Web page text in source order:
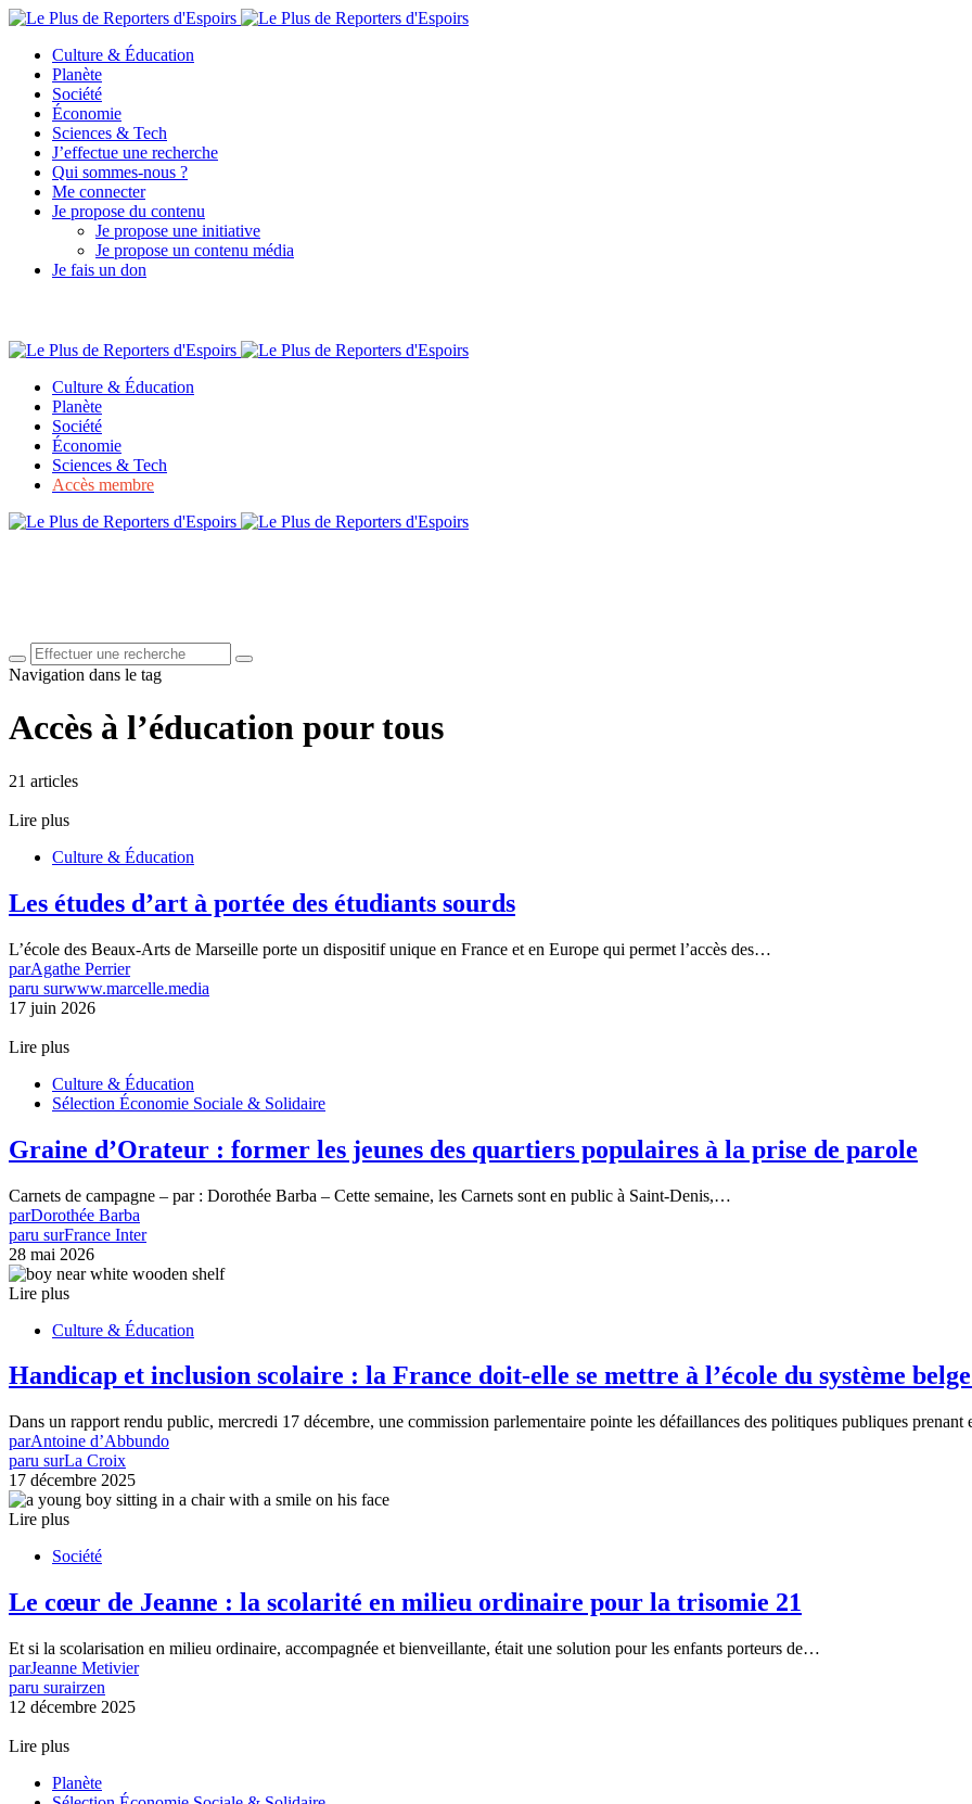
Culture & Éducation
Planète
Société
Économie
Sciences & Tech
J’effectue une recherche
Qui sommes-nous ?
Me connecter
Je propose du contenu
Je propose une initiative
Je propose un contenu média
Je fais un don
Culture & Éducation
Planète
Société
Économie
Sciences & Tech
Accès membre
Navigation dans le tag
Accès à l’éducation pour tous
21 articles
Lire plus
Culture & Éducation
Les études d’art à portée des étudiants sourds
L’école des Beaux-Arts de Marseille porte un dispositif unique en France et en Europe qui permet l’accès des…
parAgathe Perrier
paru surwww.marcelle.media
17 juin 2026
Lire plus
Culture & Éducation
Sélection Économie Sociale & Solidaire
Graine d’Orateur : former les jeunes des quartiers populaires à la prise de parole
Carnets de campagne – par : Dorothée Barba – Cette semaine, les Carnets sont en public à Saint-Denis,…
parDorothée Barba
paru surFrance Inter
28 mai 2026
Lire plus
Culture & Éducation
Handicap et inclusion scolaire : la France doit-elle se mettre à l’école du système
Dans un rapport rendu public, mercredi 17 décembre, une commission parlementaire pointe les défaillances des politiques publiques
parAntoine d’Abbundo
paru surLa Croix
17 décembre 2025
Lire plus
Société
Le cœur de Jeanne : la scolarité en milieu ordinaire pour la trisomie 21
Et si la scolarisation en milieu ordinaire, accompagnée et bienveillante, était une solution pour les enfants porteurs de…
parJeanne Metivier
paru surairzen
12 décembre 2025
Lire plus
Planète